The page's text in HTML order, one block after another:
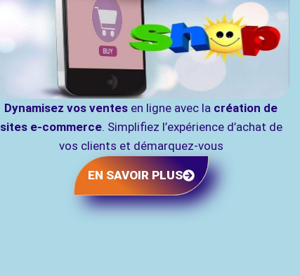
Dynamisez vos ventes en ligne avec la création de
sites e-commerce. Simplifiez l’expérience d’achat de
vos clients et démarquez-vous
EN SAVOIR PLUS